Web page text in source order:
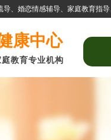
导、婚恋情感辅导、家庭教育指
康中心
教育专业机构